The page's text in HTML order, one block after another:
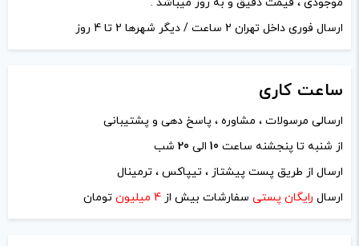
نام*
ایمیل*
ارسال فوری داخل تهران 2 ساعت / دیگر شهرها 2 تا 4 روز
ساعت کاری
ارسالی مرسولات ، مشاوره ، پاسخ دهی و پشتیبانی
از شنبه تا پنجشنه ساعت 10 الی 20 شب
ارسال از طریق پست پیشتاز ، تیپاکس ، ترمینال
ارسال رایگان پستی سفارشات بیش از 4 میلیون تومان